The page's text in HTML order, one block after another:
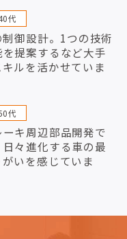
代
制御設計。1つの技術
提案するなど大手
ルを活かせていま
代
キ周辺部品開発で
々進化する車の最
いを感じていま